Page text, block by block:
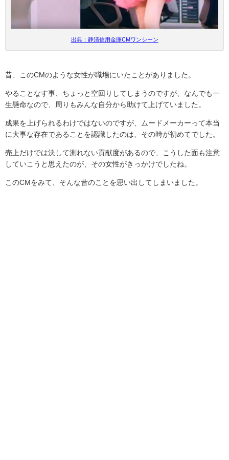
出典：静清信用金庫CMワンシーン
昔、このCMのような女性が職場にいたことがありました。
やることなす事、ちょっと空回りしてしまうのですが、なんでも一
生懸命なので、周りもみんな自分から助けて上げていました。
成果を上げられるわけではないのですが、ムードメーカーって本当
に大事な存在であることを認識したのは、その時が初めてでした。
売上だけでは決して測れない貢献度があるので、こうした面も注意
していこうと思えたのが、その女性がきっかけでしたね。
このCMをみて、そんな昔のことを思い出してしまいました。